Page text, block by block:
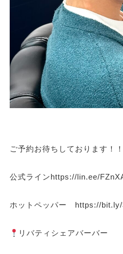
ご予約お待ちしております！！
公式ラインhttps://lin.ee/
ホットペッパー https://
リバティシェアバーバー